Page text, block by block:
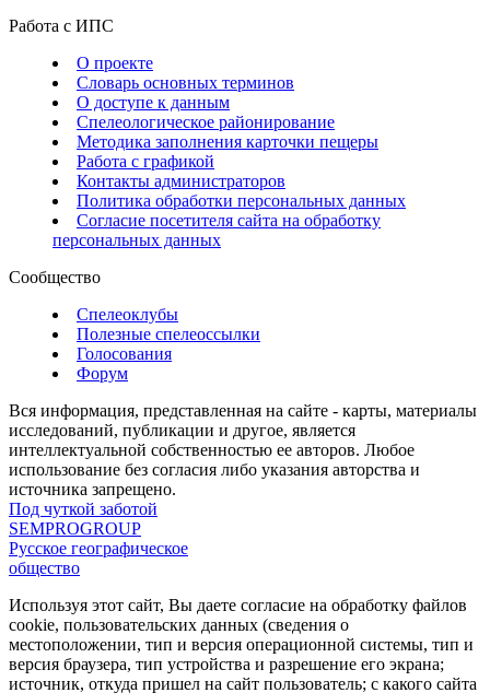
Работа с ИПС
О проекте
Словарь основных терминов
О доступе к данным
Спелеологическое районирование
Методика заполнения карточки пещеры
Работа с графикой
Контакты администраторов
Политика обработки персональных данных
Согласие посетителя сайта на обработку
персональных данных
Сообщество
Спелеоклубы
Полезные спелеоссылки
Голосования
Форум
Вся информация, представленная на сайте - карты, материалы
исследований, публикации и другое, является
интеллектуальной собственностью ее авторов. Любое
использование без согласия либо указания авторства и
источника запрещено.
Под чуткой заботой
SEMPROGROUP
Русское географическое
общество
Используя этот сайт, Вы даете согласие на обработку файлов
cookie, пользовательских данных (сведения о
местоположении, тип и версия операционной системы, тип и
версия браузера, тип устройства и разрешение его экрана;
источник, откуда пришел на сайт пользователь; с какого сайта